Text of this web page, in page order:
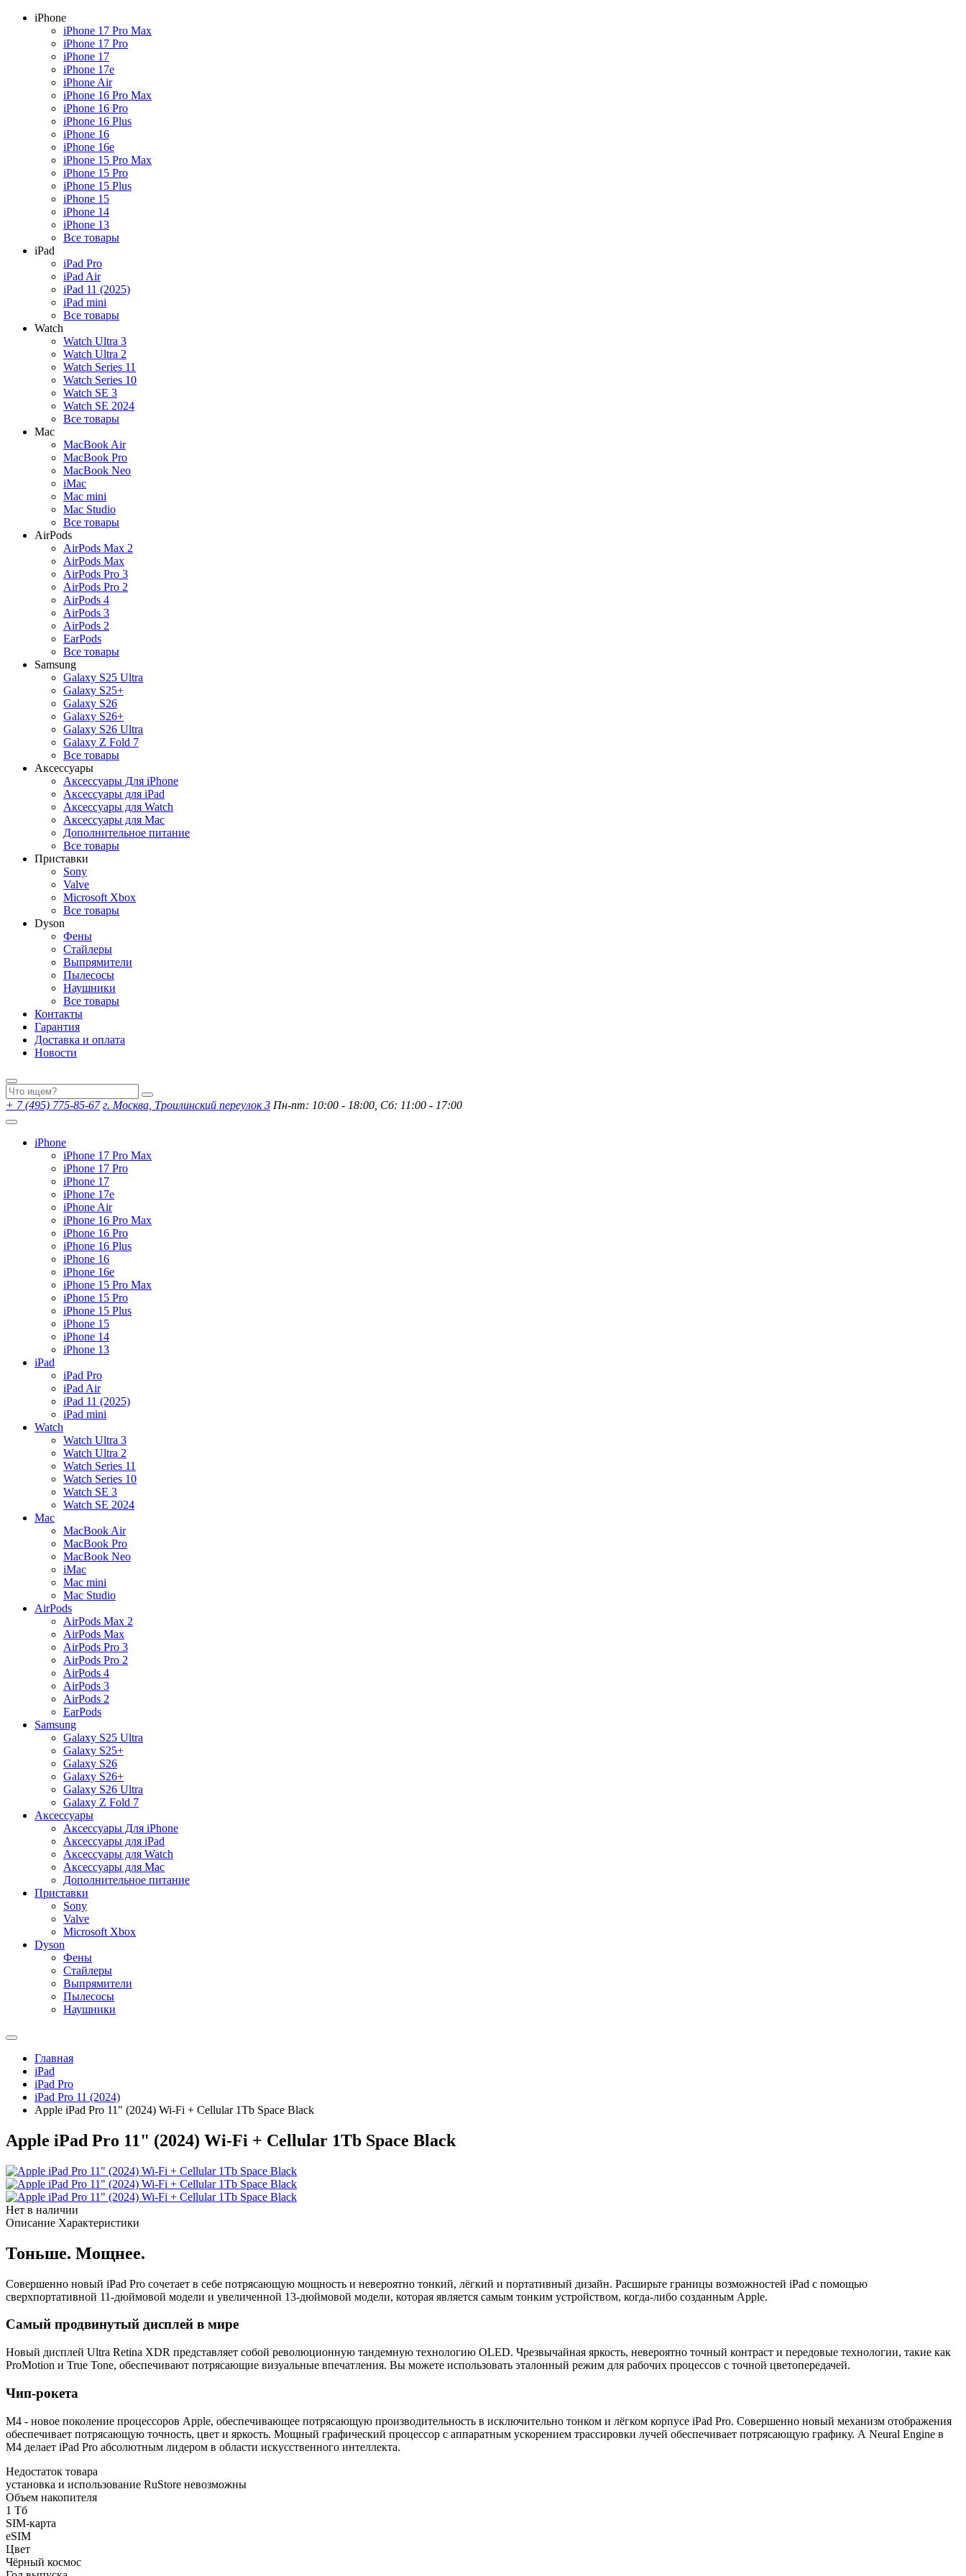
iPhone
iPhone 17 Pro Max
iPhone 17 Pro
iPhone 17
iPhone 17e
iPhone Air
iPhone 16 Pro Max
iPhone 16 Pro
iPhone 16 Plus
iPhone 16
iPhone 16e
iPhone 15 Pro Max
iPhone 15 Pro
iPhone 15 Plus
iPhone 15
iPhone 14
iPhone 13
Все товары
iPad
iPad Pro
iPad Air
iPad 11 (2025)
iPad mini
Все товары
Watch
Watch Ultra 3
Watch Ultra 2
Watch Series 11
Watch Series 10
Watch SE 3
Watch SE 2024
Все товары
Mac
MacBook Air
MacBook Pro
MacBook Neo
iMac
Mac mini
Mac Studio
Все товары
AirPods
AirPods Max 2
AirPods Max
AirPods Pro 3
AirPods Pro 2
AirPods 4
AirPods 3
AirPods 2
EarPods
Все товары
Samsung
Galaxy S25 Ultra
Galaxy S25+
Galaxy S26
Galaxy S26+
Galaxy S26 Ultra
Galaxy Z Fold 7
Все товары
Аксессуары
Аксессуары Для iPhone
Аксессуары для iPad
Аксессуары для Watch
Аксессуары для Mac
Дополнительное питание
Все товары
Приставки
Sony
Valve
Microsoft Xbox
Все товары
Dyson
Фены
Стайлеры
Выпрямители
Пылесосы
Наушники
Все товары
Контакты
Гарантия
Доставка и оплата
Новости
+ 7 (495) 775-85-67 г. Москва, Троилинский переулок 3 Пн-пт: 10:00 - 18:00, Сб: 11:00 - 17:00
iPhone
iPhone 17 Pro Max
iPhone 17 Pro
iPhone 17
iPhone 17e
iPhone Air
iPhone 16 Pro Max
iPhone 16 Pro
iPhone 16 Plus
iPhone 16
iPhone 16e
iPhone 15 Pro Max
iPhone 15 Pro
iPhone 15 Plus
iPhone 15
iPhone 14
iPhone 13
iPad
iPad Pro
iPad Air
iPad 11 (2025)
iPad mini
Watch
Watch Ultra 3
Watch Ultra 2
Watch Series 11
Watch Series 10
Watch SE 3
Watch SE 2024
Mac
MacBook Air
MacBook Pro
MacBook Neo
iMac
Mac mini
Mac Studio
AirPods
AirPods Max 2
AirPods Max
AirPods Pro 3
AirPods Pro 2
AirPods 4
AirPods 3
AirPods 2
EarPods
Samsung
Galaxy S25 Ultra
Galaxy S25+
Galaxy S26
Galaxy S26+
Galaxy S26 Ultra
Galaxy Z Fold 7
Аксессуары
Аксессуары Для iPhone
Аксессуары для iPad
Аксессуары для Watch
Аксессуары для Mac
Дополнительное питание
Приставки
Sony
Valve
Microsoft Xbox
Dyson
Фены
Стайлеры
Выпрямители
Пылесосы
Наушники
Главная
iPad
iPad Pro
iPad Pro 11 (2024)
Apple iPad Pro 11" (2024) Wi-Fi + Cellular 1Tb Space Black
Apple iPad Pro 11" (2024) Wi-Fi + Cellular 1Tb Space Black
Нет в наличии
Описание Характеристики
Тоньше. Мощнее.
Совершенно новый iPad Pro сочетает в себе потрясающую мощность и невероятно тонкий, лёгкий и портативный дизайн. Расширьте границы возможностей iPad с помощью
сверхпортативной 11-дюймовой модели и увеличенной 13-дюймовой модели, которая является самым тонким устройством, когда-либо созданным Apple.
Самый продвинутый дисплей в мире
Новый дисплей Ultra Retina XDR представляет собой революционную тандемную технологию OLED. Чрезвычайная яркость, невероятно точный контраст и передовые технологии, такие как
ProMotion и True Tone, обеспечивают потрясающие визуальные впечатления. Вы можете использовать эталонный режим для рабочих процессов с точной цветопередачей.
Чип-рокета
M4 - новое поколение процессоров Apple, обеспечивающее потрясающую производительность в исключительно тонком и лёгком корпусе iPad Pro. Совершенно новый механизм отображения
обеспечивает потрясающую точность, цвет и яркость. Мощный графический процессор с аппаратным ускорением трассировки лучей обеспечивает потрясающую графику. А Neural Engine в
M4 делает iPad Pro абсолютным лидером в области искусственного интеллекта.
Недостаток товара
установка и использование RuStore невозможны
Объем накопителя
1 Тб
SIM-карта
eSIM
Цвет
Чёрный космос